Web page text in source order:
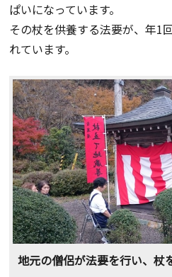
ぱいになっています。
その杖を供養する法要が、年1
れています。
地元の僧侶が法要を行い、杖